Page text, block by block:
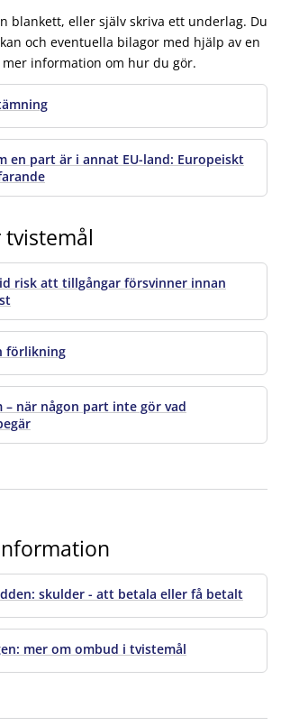
blankett, eller själv skriva ett underlag. Du
och eventuella bilagor med hjälp av en
information om hur du gör.
en part är i annat EU-land: Europeiskt
risk att tillgångar försvinner innan
förlikning
– när någon part inte gör vad
skulder - att betala eller få betalt
mer om ombud i tvistemål